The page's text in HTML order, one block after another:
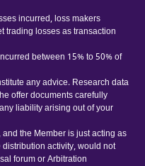
incurred, loss makers
trading losses as transaction
between 15% to 50% of
any advice. Research data
offer documents carefully
liability arising out of your
the Member is just acting as
activity, would not
forum or Arbitration